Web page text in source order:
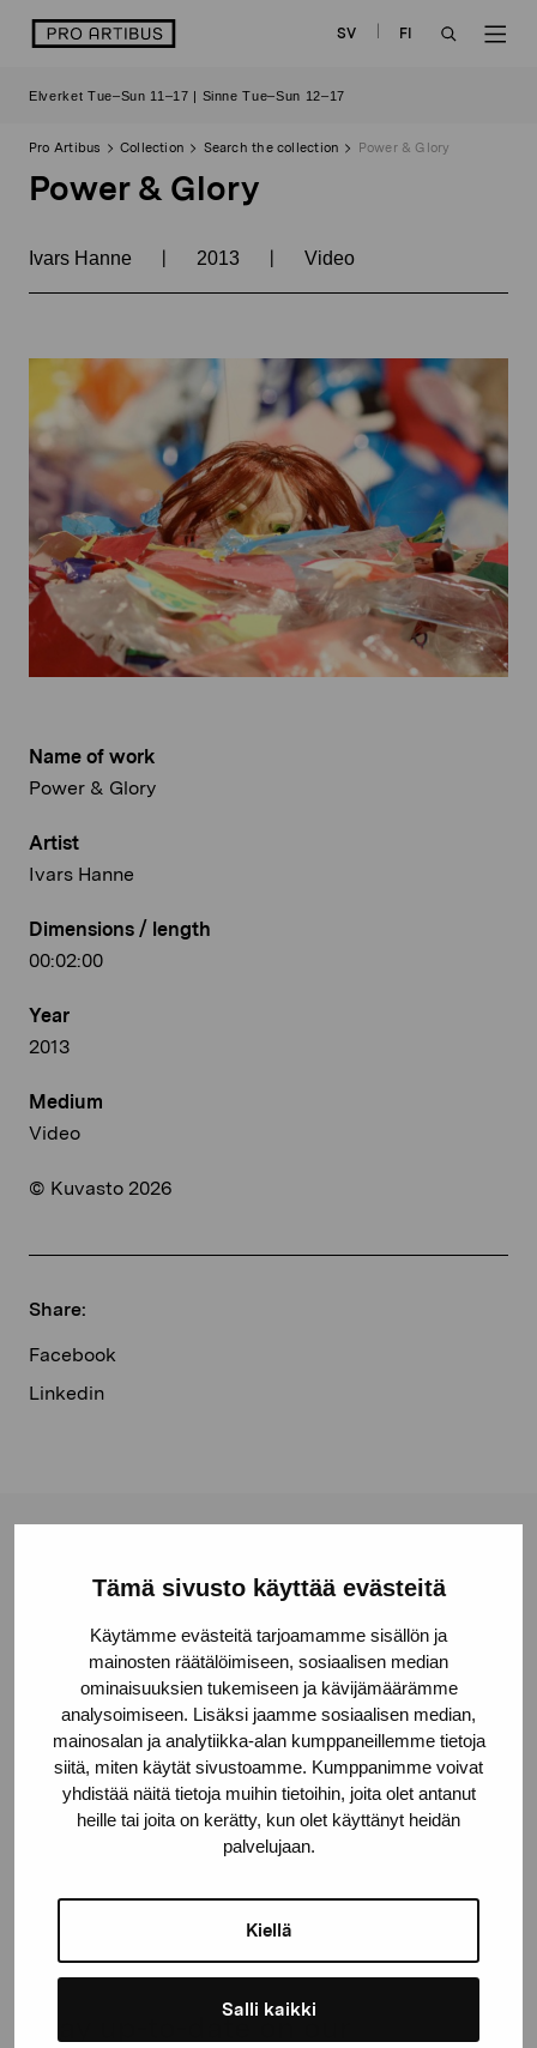
Tämä sivusto käyttää evästeitä
Käytämme evästeitä tarjoamamme sisällön ja
mainosten räätälöimiseen, sosiaalisen median
ominaisuuksien tukemiseen ja kävijämäärämme
analysoimiseen. Lisäksi jaamme sosiaalisen median,
mainosalan ja analytiikka-alan kumppaneillemme tietoja
siitä, miten käytät sivustoamme. Kumppanimme voivat
yhdistää näitä tietoja muihin tietoihin, joita olet antanut
heille tai joita on kerätty, kun olet käyttänyt heidän
palvelujaan.
Kiellä
Salli kaikki
logo SV
FI
Elverket Tue–Sun 11–17 | Sinne Tue–Sun 12–17
Pro Artibus Collection Search the collection Power & Glory
Power & Glory
Ivars Hanne | 2013 | Video
Name of work
Power & Glory
Artist
Ivars Hanne
Dimensions / length
00:02:00
Year
2013
Medium
Video
© Kuvasto 2026
Share:
Facebook
Linkedin
Gustav Wasas gata 11
10600 Ekenäs
proartibus@proartibus.fi
+358 (0)50 371 6339
Stay up-to-date on our